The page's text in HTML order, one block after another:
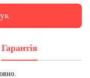
Гарантія